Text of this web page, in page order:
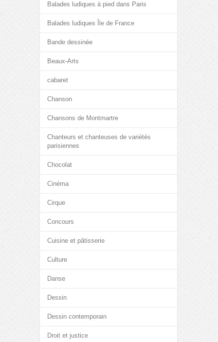
Balades ludiques à pied dans Paris
Balades ludiques Île de France
Bande dessinée
Beaux-Arts
cabaret
Chanson
Chansons de Montmartre
Chanteurs et chanteuses de variétés
parisiennes
Chocolat
Cinéma
Cirque
Concours
Cuisine et pâtisserie
Culture
Danse
Dessin
Dessin contemporain
Droit et justice